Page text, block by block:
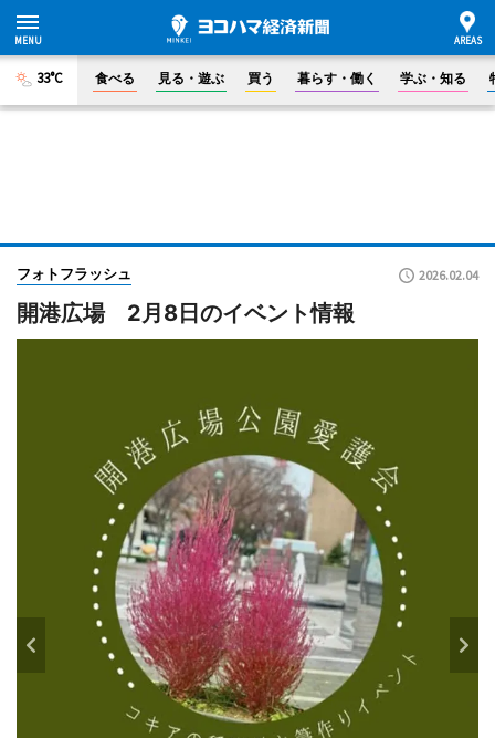
33°C 食べる 見る・遊ぶ 買う 暮らす・働く 学ぶ・知る
フォトフラッシュ 2026.02.04
開港広場 2月8日のイベント情報